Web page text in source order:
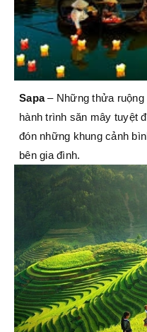
Sapa– Những thửa ruộng
hành trình săn mây tuyệt
đón những khung cảnh
bên gia đình.